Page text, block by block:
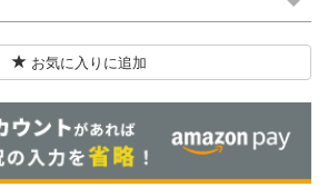
お気に入りに追加